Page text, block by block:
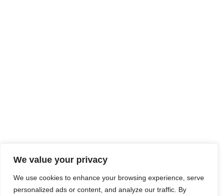
We value your privacy
We use cookies to enhance your browsing experience, serve
personalized ads or content, and analyze our traffic. By